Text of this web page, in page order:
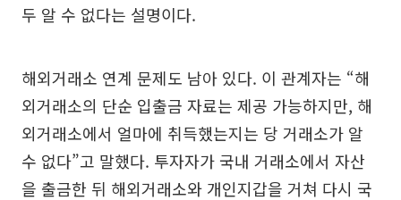
두 알 수 없다는 설명이다.
해외거래소 연계 문제도 남아 있다. 이 관계자는 “해
외거래소의 단순 입출금 자료는 제공 가능하지만, 해
외거래소에서 얼마에 취득했는지는 당 거래소가 알
수 없다”고 말했다. 투자자가 국내 거래소에서 자산
을 출금한 뒤 해외거래소와 개인지갑을 거쳐 다시 국